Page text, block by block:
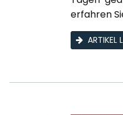
erfahren
ARTIKEL